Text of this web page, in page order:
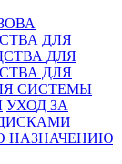
ДЛЯ
ДЛЯ
ДЛЯ
СИСТЕМЫ
УХОД ЗА
НАЗНАЧЕНИЮ